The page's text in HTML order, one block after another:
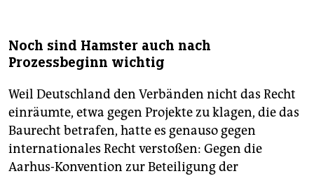
Noch sind Hamster auch nach
Prozessbeginn wichtig
Weil Deutschland den Verbänden nicht das Recht
einräumte, etwa gegen Projekte zu klagen, die das
Baurecht betrafen, hatte es genauso gegen
internationales Recht verstoßen: Gegen die
Aarhus-Konvention zur Beteiligung der